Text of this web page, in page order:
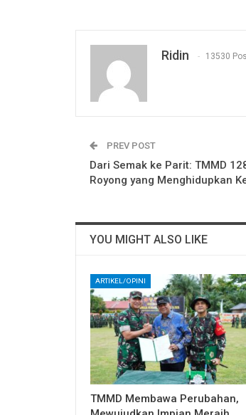
Ridin 13530
PREV POST
Dari Semak ke Parit: TMMD
Royong yang Menghidupkan
YOU MIGHT ALSO LIKE
ARTIKEL/OPINI
TMMD Membawa Perubahan,